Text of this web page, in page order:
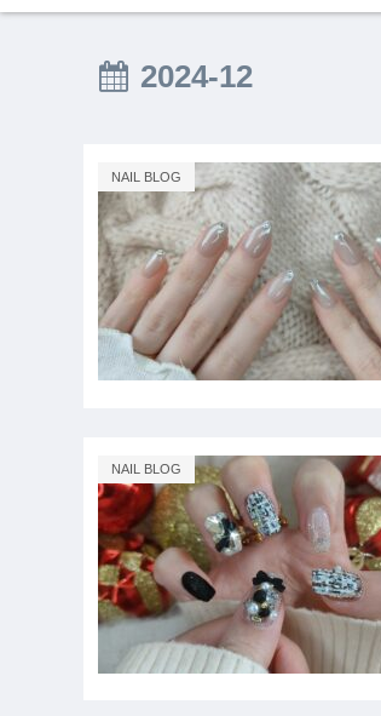
2024-12
NAIL BLOG
NAIL BLOG